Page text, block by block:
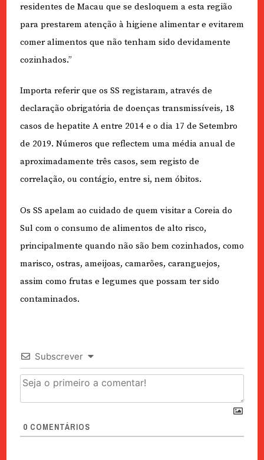
residentes de Macau que se desloquem a esta região
para prestarem atenção à higiene alimentar e evitarem
comer alimentos que não tenham sido devidamente
cozinhados.”
Importa referir que os SS registaram, através de
declaração obrigatória de doenças transmissíveis, 18
casos de hepatite A entre 2014 e o dia 17 de Setembro
de 2019. Números que reflectem uma média anual de
aproximadamente três casos, sem registo de
correlação, ou contágio, entre si, nem óbitos.
Os SS apelam ao cuidado de quem visitar a Coreia do
Sul com o consumo de alimentos de alto risco,
principalmente quando não são bem cozinhados, como
marisco, ostras, ameijoas, camarões, caranguejos,
assim como frutas e legumes que possam ter sido
contaminados.
Subscrever
0 COMENTÁRIOS